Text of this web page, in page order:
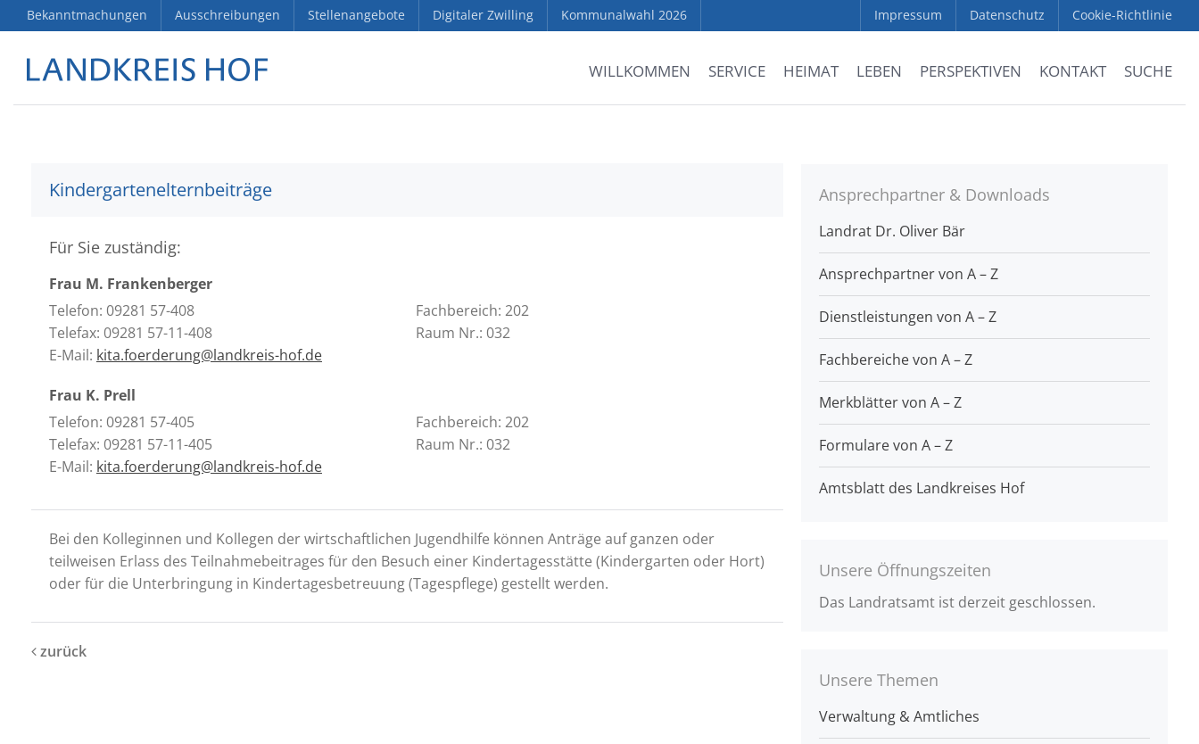
Bekanntmachungen Ausschreibungen Stellenangebote Digitaler Zwilling Kommunalwahl 2026 Impressum Datenschutz Cookie-Richtlinie
WILLKOMMEN SERVICE HEIMAT LEBEN PERSPEKTIVEN KONTAKT SUCHE
Kindergartenelternbeiträge
Für Sie zuständig:
Frau M. Frankenberger
Telefon: 09281 57-408
Telefax: 09281 57-11-408
E-Mail: kita.foerderung@landkreis-hof.de
Fachbereich: 202
Raum Nr.: 032
Frau K. Prell
Telefon: 09281 57-405
Telefax: 09281 57-11-405
E-Mail: kita.foerderung@landkreis-hof.de
Fachbereich: 202
Raum Nr.: 032
Bei den Kolleginnen und Kollegen der wirtschaftlichen Jugendhilfe können Anträge auf ganzen oder
teilweisen Erlass des Teilnahmebeitrages für den Besuch einer Kindertagesstätte (Kindergarten oder Hort)
oder für die Unterbringung in Kindertagesbetreuung (Tagespflege) gestellt werden.
zurück
Ansprechpartner & Downloads
Landrat Dr. Oliver Bär
Ansprechpartner von A – Z
Dienstleistungen von A – Z
Fachbereiche von A – Z
Merkblätter von A – Z
Formulare von A – Z
Amtsblatt des Landkreises Hof
Unsere Öffnungszeiten
Das Landratsamt ist derzeit geschlossen.
Unsere Themen
Verwaltung & Amtliches